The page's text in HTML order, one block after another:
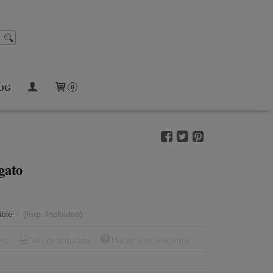
0
- (Imp. Incluidos)